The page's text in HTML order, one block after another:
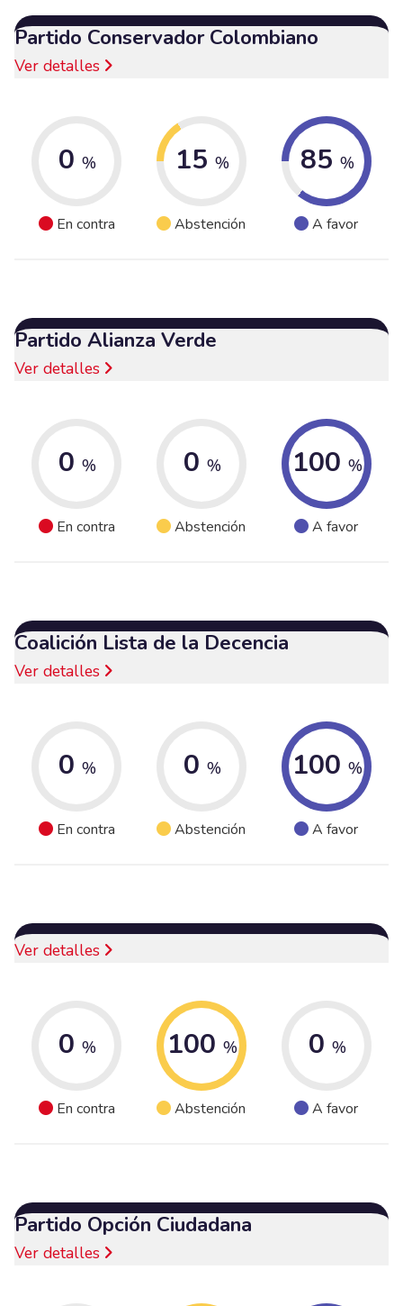
Partido Conservador Colombiano
Ver detalles
0 %
En contra
15 %
Abstención
85 %
A favor
Partido Alianza Verde
Ver detalles
0 %
En contra
0 %
Abstención
100 %
A favor
Coalición Lista de la Decencia
Ver detalles
0 %
En contra
0 %
Abstención
100 %
A favor
Ver detalles
0 %
En contra
100 %
Abstención
0 %
A favor
Partido Opción Ciudadana
Ver detalles